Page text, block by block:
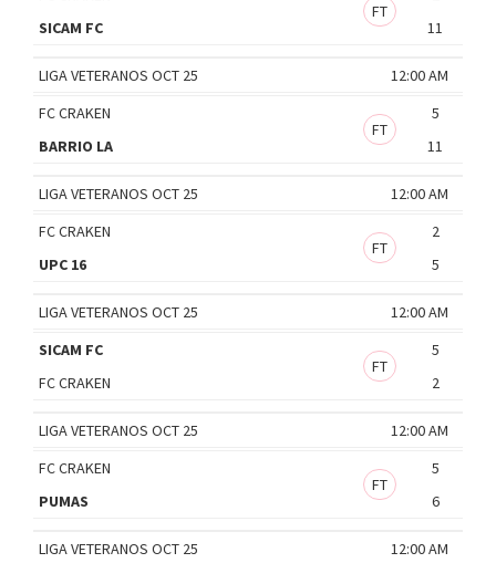
FT
SICAM FC
11
12:00 AM
LIGA VETERANOS OCT 25
FC CRAKEN
5
FT
BARRIO LA
11
12:00 AM
LIGA VETERANOS OCT 25
FC CRAKEN
2
FT
UPC 16
5
12:00 AM
LIGA VETERANOS OCT 25
SICAM FC
5
FT
FC CRAKEN
2
12:00 AM
LIGA VETERANOS OCT 25
FC CRAKEN
5
FT
PUMAS
6
12:00 AM
LIGA VETERANOS OCT 25